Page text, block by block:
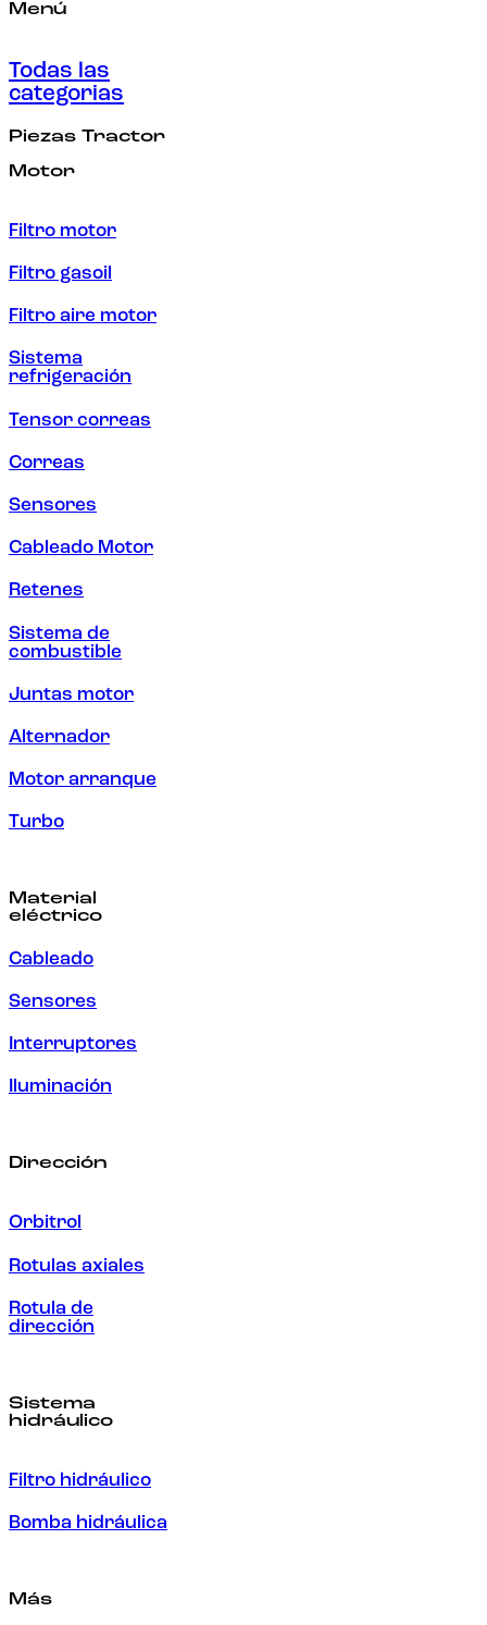
Menú
Todas las
categorias
Piezas Tractor
Motor
Filtro motor
Filtro gasoil
Filtro aire motor
Sistema
refrigeración
Tensor correas
Correas
Sensores
Cableado Motor
Retenes
Sistema de
combustible
Juntas motor
Alternador
Motor arranque
Turbo
Material
eléctrico
Cableado
Sensores
Interruptores
Iluminación
Dirección
Orbitrol
Rotulas axiales
Rotula de
dirección
Sistema
hidráulico
Filtro hidráulico
Bomba hidráulica
Más